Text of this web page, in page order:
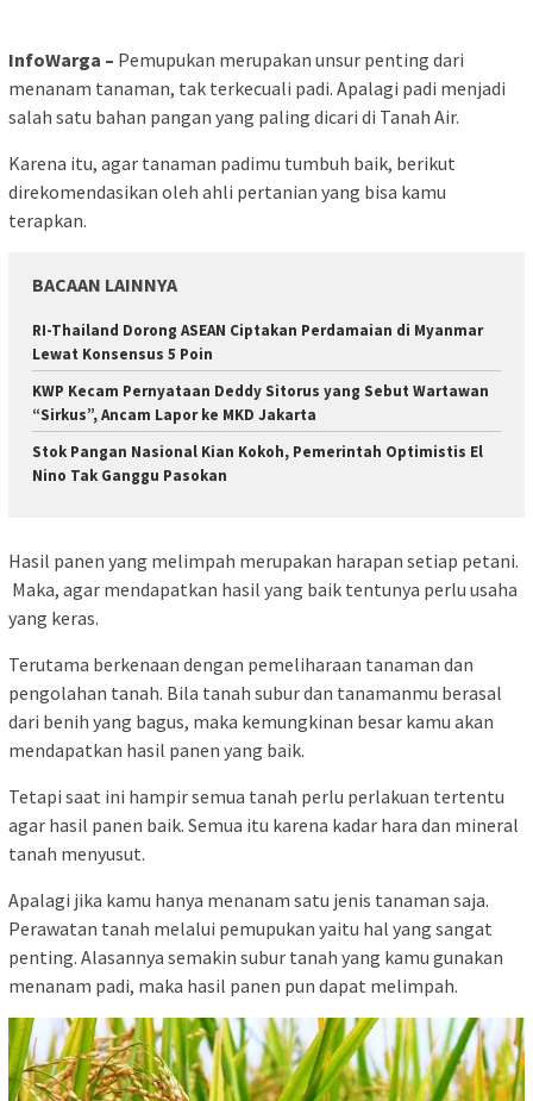
InfoWarga – Pemupukan merupakan unsur penting dari
menanam tanaman, tak terkecuali padi. Apalagi padi menjadi
salah satu bahan pangan yang paling dicari di Tanah Air.
Karena itu, agar tanaman padimu tumbuh baik, berikut
direkomendasikan oleh ahli pertanian yang bisa kamu
terapkan.
BACAAN LAINNYA
RI-Thailand Dorong ASEAN Ciptakan Perdamaian di Myanmar
Lewat Konsensus 5 Poin
KWP Kecam Pernyataan Deddy Sitorus yang Sebut Wartawan
“Sirkus”, Ancam Lapor ke MKD Jakarta
Stok Pangan Nasional Kian Kokoh, Pemerintah Optimistis El
Nino Tak Ganggu Pasokan
Hasil panen yang melimpah merupakan harapan setiap petani.
Maka, agar mendapatkan hasil yang baik tentunya perlu usaha
yang keras.
Terutama berkenaan dengan pemeliharaan tanaman dan
pengolahan tanah. Bila tanah subur dan tanamanmu berasal
dari benih yang bagus, maka kemungkinan besar kamu akan
mendapatkan hasil panen yang baik.
Tetapi saat ini hampir semua tanah perlu perlakuan tertentu
agar hasil panen baik. Semua itu karena kadar hara dan mineral
tanah menyusut.
Apalagi jika kamu hanya menanam satu jenis tanaman saja.
Perawatan tanah melalui pemupukan yaitu hal yang sangat
penting. Alasannya semakin subur tanah yang kamu gunakan
menanam padi, maka hasil panen pun dapat melimpah.